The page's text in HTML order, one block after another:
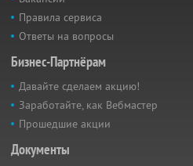
Правила сервиса
Ответы на вопросы
Бизнес-Партнёрам
Давайте сделаем акцию!
Заработайте, как Вебмастер
Прошедшие акции
Документы